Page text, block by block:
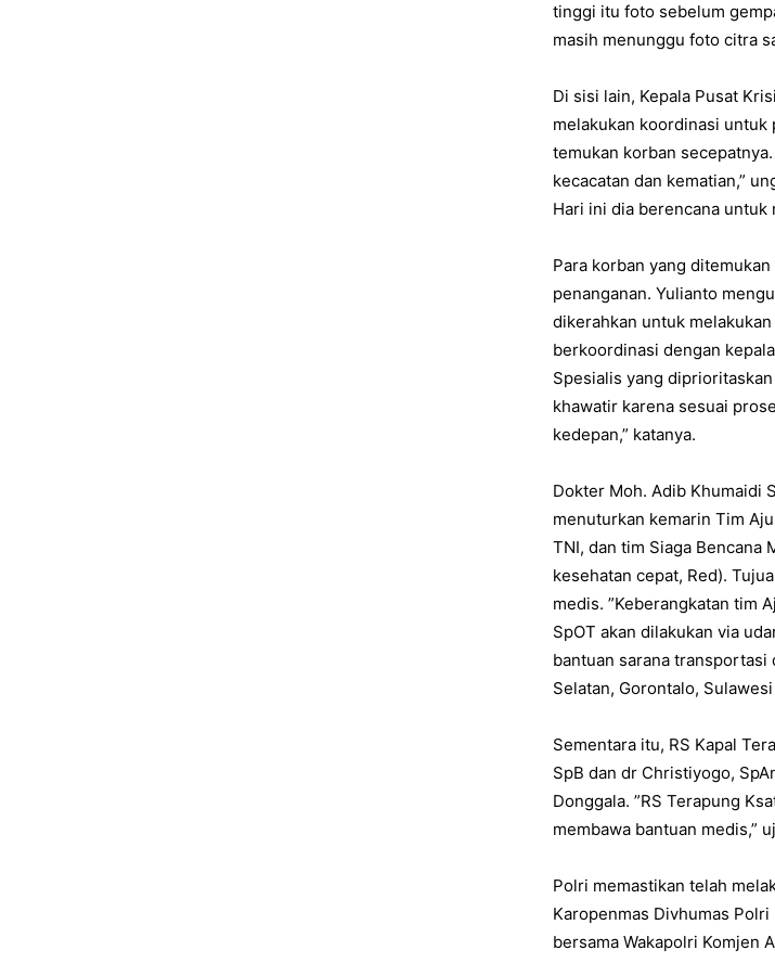
tinggi itu foto sebelum
masih menunggu foto citra
Di sisi lain, Kepala Pusat
melakukan koordinasi untuk
temukan korban
kecacatan dan kematian,”
Hari ini dia berencana
Para korban yang
penanganan. Yulianto
dikerahkan untuk
berkoordinasi dengan
Spesialis yang
khawatir karena sesuai
kedepan,” katanya.
Dokter Moh. Adib Khumaidi
menuturkan kemarin Tim
TNI, dan tim Siaga Bencana
kesehatan cepat, Red).
medis. ”Keberangkatan tim
SpOT akan dilakukan via
bantuan sarana transportasi
Selatan, Gorontalo,
Sementara itu, RS Kapal
SpB dan dr Christiyogo,
Donggala. ”RS Terapung
membawa bantuan medis,”
Polri memastikan telah
Karopenmas Divhumas
bersama Wakapolri Komjen